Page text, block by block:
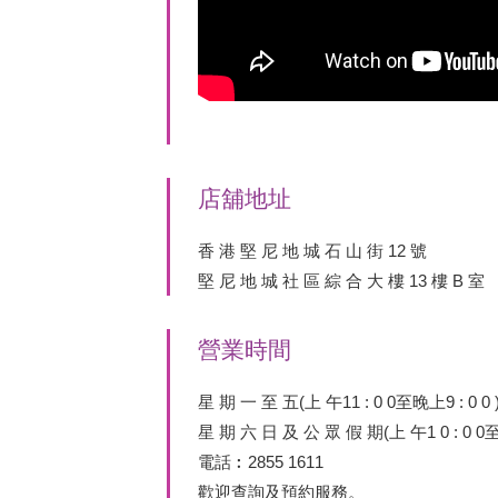
店舖地址
香 港 堅 尼 地 城 石 山 街 12 號
堅 尼 地 城 社 區 綜 合 大 樓 13 樓 B 室
營業時間
星 期 一 至 五(上 午11 : 0 0至晚上9 : 0 0 )
星 期 六 日 及 公 眾 假 期(上 午1 0 : 0 0
電話︰2855 1611
歡迎查詢及預約服務。